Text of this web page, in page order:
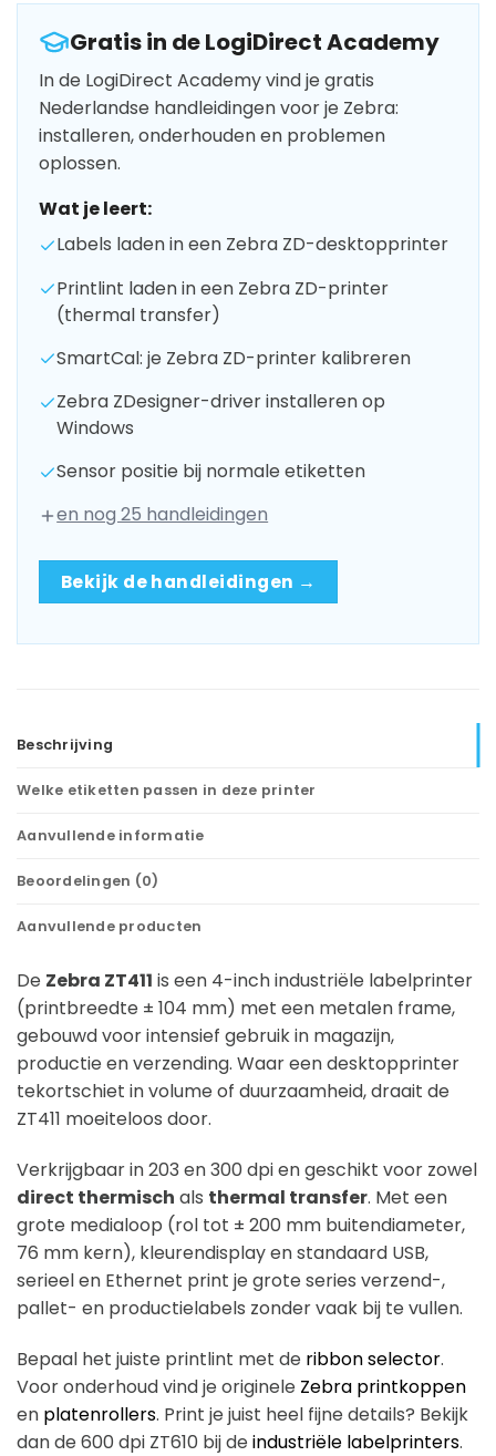
Gratis in de LogiDirect Academy
In de LogiDirect Academy vind je gratis
Nederlandse handleidingen voor je Zebra:
installeren, onderhouden en problemen
oplossen.
Wat je leert:
Labels laden in een Zebra ZD-desktopprinter
Printlint laden in een Zebra ZD-printer
(thermal transfer)
SmartCal: je Zebra ZD-printer kalibreren
Zebra ZDesigner-driver installeren op
Windows
Sensor positie bij normale etiketten
en nog 25 handleidingen
Bekijk de handleidingen →
Beschrijving
Welke etiketten passen in deze printer
Aanvullende informatie
Beoordelingen (0)
Aanvullende producten
De Zebra ZT411 is een 4-inch industriële labelprinter
(printbreedte ± 104 mm) met een metalen frame,
gebouwd voor intensief gebruik in magazijn,
productie en verzending. Waar een desktopprinter
tekortschiet in volume of duurzaamheid, draait de
ZT411 moeiteloos door.
Verkrijgbaar in 203 en 300 dpi en geschikt voor zowel
direct thermisch als thermal transfer. Met een
grote medialoop (rol tot ± 200 mm buitendiameter,
76 mm kern), kleurendisplay en standaard USB,
serieel en Ethernet print je grote series verzend-,
pallet- en productielabels zonder vaak bij te vullen.
Bepaal het juiste printlint met de ribbon selector.
Voor onderhoud vind je originele Zebra printkoppen
en platenrollers. Print je juist heel fijne details? Bekijk
dan de 600 dpi ZT610 bij de industriële labelprinters.